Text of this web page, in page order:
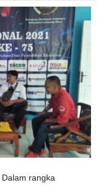
Dalam rangka